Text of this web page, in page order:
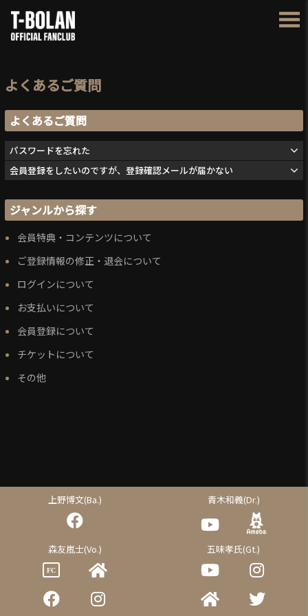
よくあるご質問
よくあるご質問
パスワードを忘れた
会員登録をしたいのですが、登録確認メールが届かない
ジャンルから探す
会員特典・コンテンツについて
ご登録情報の修正・退会について
ログインについて
お支払いについて
会員登録について
チケットについて
その他
上野博文(Ba.) 青木和義(Dr.)
森友嵐士(Vo.) 五味孝氏(Gt.)